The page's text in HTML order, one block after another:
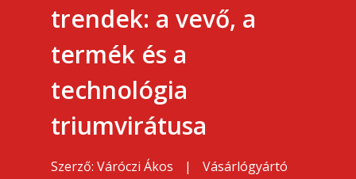
trendek: a vevő, a
termék és a
technológia
triumvirátusa
Szerző: Váróczi Ákos |
Vásárlógyártó